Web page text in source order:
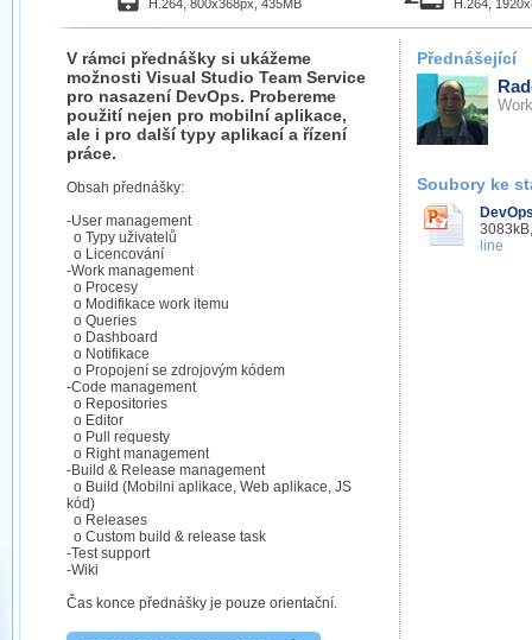
H.264, 800x368px, 435MB H.264,
V rámci přednášky si ukážeme
možnosti Visual Studio Team Service
pro nasazení DevOps. Probereme
použití nejen pro mobilní aplikace,
ale i pro další typy aplikací a řízení
práce.
Obsah přednášky:
-User management
o Typy uživatelů
o Licencování
-Work management
o Procesy
o Modifikace work itemu
o Queries
o Dashboard
o Notifikace
o Propojení se zdrojovým kódem
-Code management
o Repositories
o Editor
o Pull requesty
o Right management
-Build & Release management
o Build (Mobilni aplikace, Web aplikace, JS
kód)
o Releases
o Custom build & release task
-Test support
-Wiki
Čas konce přednášky je pouze orientační.
Přednášející
Soubory ke
line